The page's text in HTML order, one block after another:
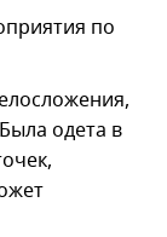
по
одета в